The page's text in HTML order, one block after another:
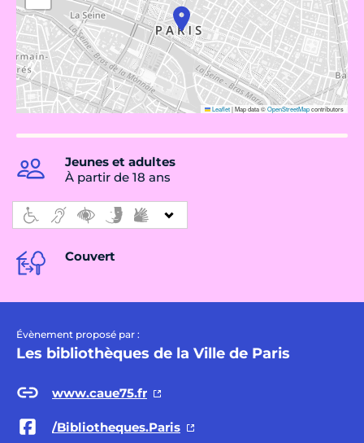
Leaflet|Map data ©OpenStreetMapcontributors
Jeunes et adultes
À partir de 18 ans
Couvert
Évènement proposé par :
Les bibliothèques de la Ville de Paris
www.caue75.fr
/Bibliotheques.Paris